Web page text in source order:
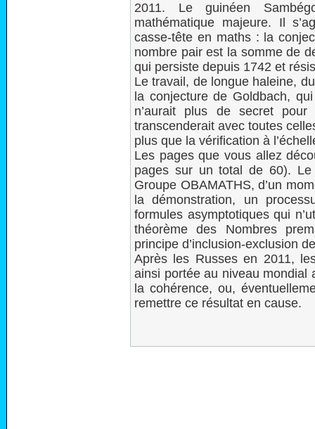
2011. Le guinéen
mathématique majeure. Il
casse-tête en maths : la
nombre pair est la somme de
qui persiste depuis 1742 et
Le travail, de longue haleine,
la conjecture de Goldbach,
n’aurait plus de secret
transcenderait avec toutes
plus que la vérification à
Les pages que vous allez
pages sur un total de 60). Le
Groupe OBAMATHS, d’un
la démonstration, un
formules asymptotiques qui
théorème des Nombres
principe d’inclusion-exclusion
Après les Russes en 2011,
ainsi portée au niveau mondial
la cohérence, ou,
remettre ce résultat en cause.